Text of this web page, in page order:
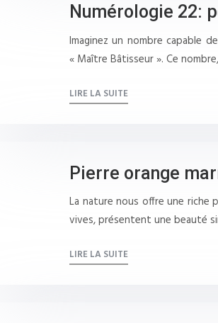
Numérologie 22:
Imaginez un nombre capable
« Maître Bâtisseur ». Ce
LIRE LA SUITE
Pierre orange
La nature nous offre une riche
vives, présentent une beauté
LIRE LA SUITE